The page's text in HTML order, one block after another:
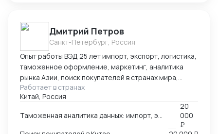
Дмитрий Петров
Санкт-Петербург, Россия
Опыт работы ВЭД 25 лет импорт, экспорт, логистика,
таможенное оформление, маркетинг, аналитика
рынка Азии, поиск покупателей в странах мира,
производителей, партнеров, реклама, выставки в
Китае, продвижение в Азии, консультации по ВЭД,
обучение. 🌍Официальный представитель в России
Российско-Китайского БЦ город Чанша 🌍
Эксклюзивный представитель в России и странах
Работает в странах
Китай, Россия
Таможенная аналитика данных: импорт, экспорт по 252 странам мира
20
000
₽